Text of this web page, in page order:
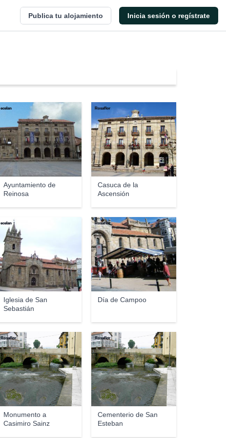
Publica tu alojamiento Inicia sesión o regístrate
Ayuntamiento de
Reinosa
ecelan
Casuca de la
Ascensión
Rosaflor
Iglesia de San
Sebastián
ecelan
Día de Campoo
Rosaflor
Monumento a
Casimiro Sainz
Rosaflor
Cementerio de San
Esteban
Rosaflor